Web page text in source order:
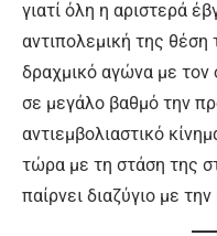
γιατί όλη η αριστερά
αντιπολεμική της
δραχμικό αγώνα με τον
σε μεγάλο βαθμό την
αντιεμβολιαστικό
τώρα με τη στάση της
παίρνει διαζύγιο με